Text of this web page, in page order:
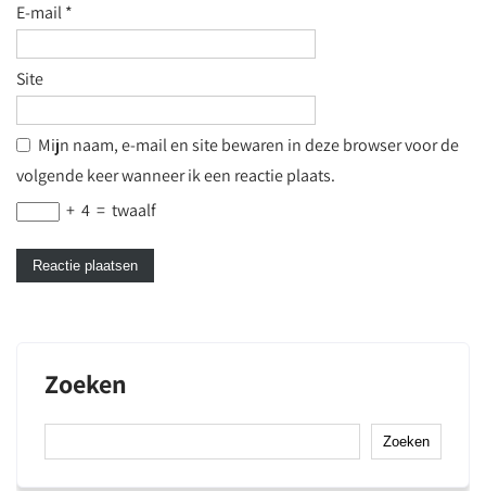
E-mail*
Site
Mijn naam, e-mail en site bewaren in deze browser voor de
volgende keer wanneer ik een reactie plaats.
+ 4 = twaalf
Zoeken
Zoeken